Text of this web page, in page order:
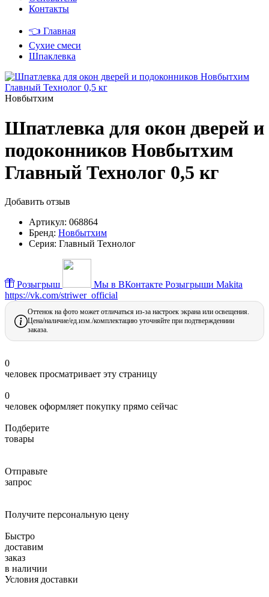
Контакты
👈 Главная
Сухие смеси
Шпаклевка
Новбытхим
Шпатлевка для окон дверей и
подоконников Новбытхим
Главный Технолог 0,5 кг
Добавить отзыв
Артикул: 068864
Бренд: Новбытхим
Серия: Главный Технолог
Розыгрыш Мы в ВКонтакте Розыгрыши Makita
https://vk.com/striwer_official
Оттенок на фото может отличаться из-за настроек экрана или освещения.
Цена/наличие/ед.изм./комплектацию уточняйте при подтверждениии
заказа.
0
человек просматривает эту страницу
0
человек оформляет покупку прямо сейчас
Подберите
товары
Отправьте
запрос
Получите персональную цену
Быстро
доставим
заказ
в наличии
Условия доставки